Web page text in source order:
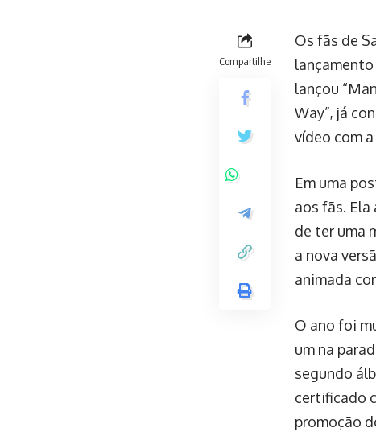
Compartilhe
Os fãs de
lançou
Way”, já
vídeo com
Em uma
aos fãs.
de ter uma
a nova
animada
O ano foi
um na
segundo
certificado
promoção